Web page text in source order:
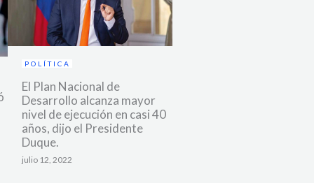
POLÍTICA
El Plan Nacional de
Desarrollo alcanza mayor
nivel de ejecución en casi 40
años, dijo el Presidente
Duque.
julio 12, 2022